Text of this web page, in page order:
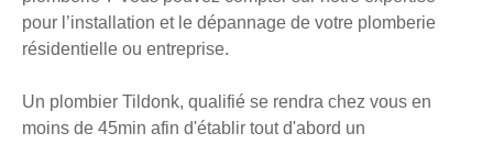
pour l’installation et le dépannage de votre plomberie
résidentielle ou entreprise.
Un plombier Tildonk, qualifié se rendra chez vous en
moins de 45min afin d'établir tout d'abord un